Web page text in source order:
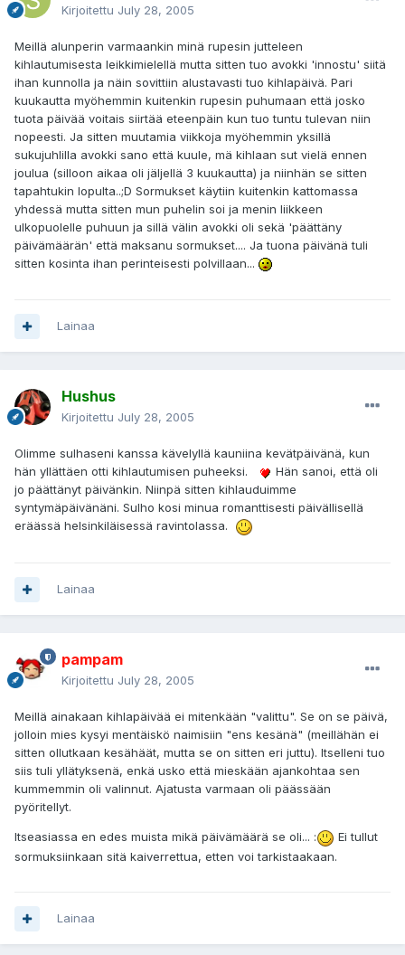
Kirjoitettu July 28, 2005
Meillä alunperin varmaankin minä rupesin jutteleen
kihlautumisesta leikkimielellä mutta sitten tuo avokki 'innostu' siitä
ihan kunnolla ja näin sovittiin alustavasti tuo kihlapäivä. Pari
kuukautta myöhemmin kuitenkin rupesin puhumaan että josko
tuota päivää voitais siirtää eteenpäin kun tuo tuntu tulevan niin
nopeesti. Ja sitten muutamia viikkoja myöhemmin yksillä
sukujuhlilla avokki sano että kuule, mä kihlaan sut vielä ennen
joulua (silloon aikaa oli jäljellä 3 kuukautta) ja niinhän se sitten
tapahtukin lopulta..;D Sormukset käytiin kuitenkin kattomassa
yhdessä mutta sitten mun puhelin soi ja menin liikkeen
ulkopuolelle puhuun ja sillä välin avokki oli sekä 'päättäny
päivämäärän' että maksanu sormukset.... Ja tuona päivänä tuli
sitten kosinta ihan perinteisesti polvillaan...
Lainaa
Hushus
Kirjoitettu July 28, 2005
Olimme sulhaseni kanssa kävelyllä kauniina kevätpäivänä, kun
hän yllättäen otti kihlautumisen puheeksi.
Hän sanoi, että oli
jo päättänyt päivänkin. Niinpä sitten kihlauduimme
syntymäpäivänäni. Sulho kosi minua romanttisesti päivällisellä
eräässä helsinkiläisessä ravintolassa.
Lainaa
pampam
Kirjoitettu July 28, 2005
Meillä ainakaan kihlapäivää ei mitenkään "valittu". Se on se päivä,
jolloin mies kysyi mentäiskö naimisiin "ens kesänä" (meillähän ei
sitten ollutkaan kesähäät, mutta se on sitten eri juttu). Itselleni tuo
siis tuli yllätyksenä, enkä usko että mieskään ajankohtaa sen
kummemmin oli valinnut. Ajatusta varmaan oli päässään
pyöritellyt.
Itseasiassa en edes muista mikä päivämäärä se oli... :
Ei tullut
sormuksiinkaan sitä kaiverrettua, etten voi tarkistaakaan.
Lainaa